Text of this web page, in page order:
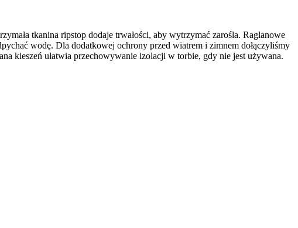
tkanina ripstop dodaje trwałości, aby wytrzymać zarośla. Raglanowe
wodę. Dla dodatkowej ochrony przed wiatrem i zimnem dołączyliśmy
kieszeń ułatwia przechowywanie izolacji w torbie, gdy nie jest używana.